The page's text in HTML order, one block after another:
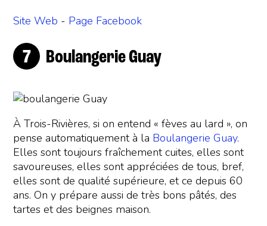
Site Web - Page Facebook
Boulangerie Guay
À Trois-Rivières, si on entend « fèves au lard », on
pense automatiquement à la Boulangerie Guay.
Elles sont toujours fraîchement cuites, elles sont
savoureuses, elles sont appréciées de tous, bref,
elles sont de qualité supérieure, et ce depuis 60
ans. On y prépare aussi de très bons pâtés, des
tartes et des beignes maison.